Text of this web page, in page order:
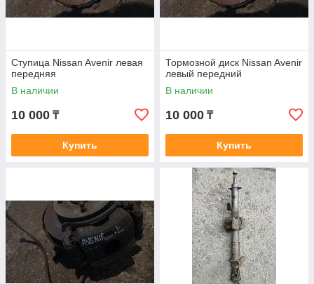
Ступица Nissan Avenir левая
передняя
В наличии
10 000 ₸
Купить
Тормозной диск Nissan Avenir
левый передний
В наличии
10 000 ₸
Купить